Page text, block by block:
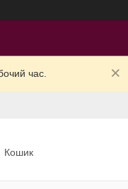
час.
Кошик